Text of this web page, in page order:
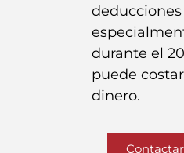
durante el
puede
dinero.
Contactar